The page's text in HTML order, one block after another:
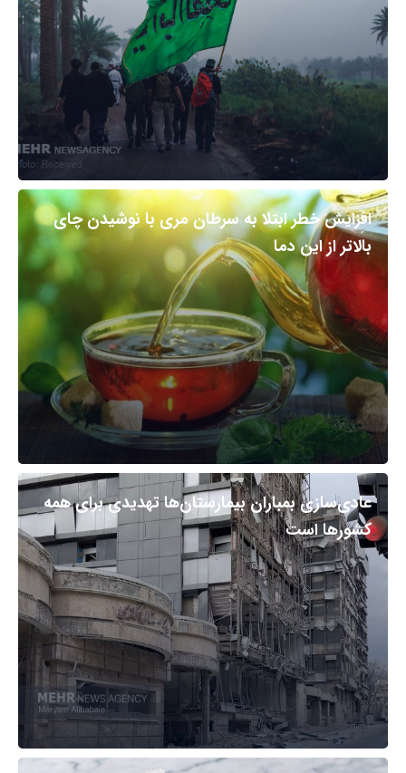
افزایش خطر ابتلا به سرطان مری با نوشیدن چای
بالاتر از این دما
عادی‌سازی بمباران بیمارستان‌ها تهدیدی برای همه
کشورها است